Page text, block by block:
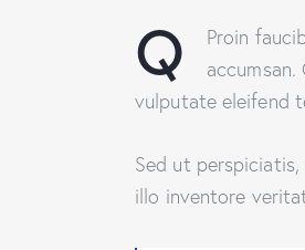
Q
Proin
vulputate eleifend
Sed ut
illo inventore